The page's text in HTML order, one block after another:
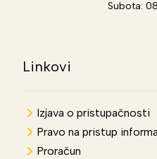
Subota:
Linkovi
Izjava o pristupačnosti
Pravo na pristup
Proračun